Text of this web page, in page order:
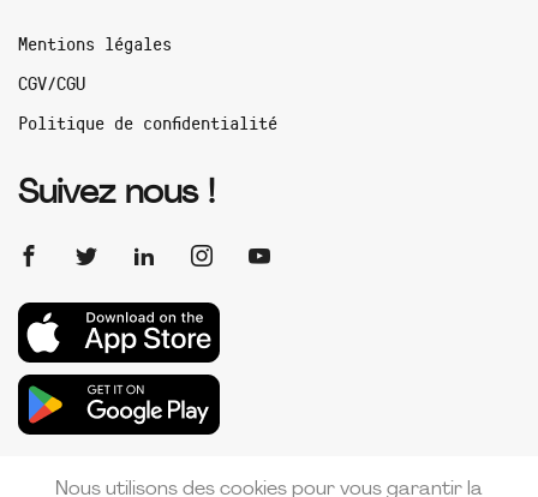
Mentions légales
CGV/CGU
Politique de confidentialité
Suivez nous !
Nous utilisons des cookies pour vous garantir la